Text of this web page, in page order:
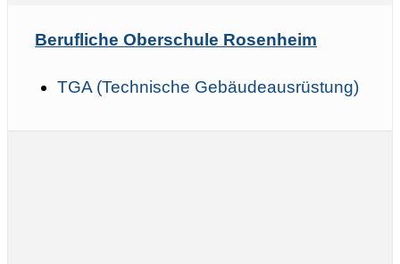
Berufliche Oberschule Rosenheim
TGA (Technische Gebäudeausrüstung)